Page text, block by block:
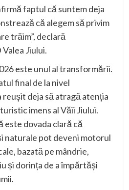
faptul că suntem deja
că alegem să privim
trăim”, declară
Valea Jiului.
este unul altransformării.
final de la nivel
reușit deja să atragă atenția
turisticimens alVăii Jiului.
este dovada clară că
naturale pot deveni motorul
bazată pe mândrie,
și dorința de aîmpărtăși
.